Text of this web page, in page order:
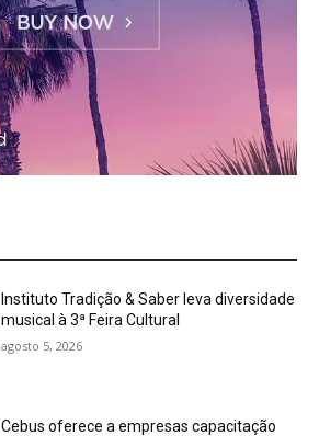
Instituto Tradição & Saber leva diversidade
musical à 3ª Feira Cultural
agosto 5, 2026
Cebus oferece a empresas capacitação